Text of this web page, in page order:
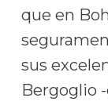
que en
sus
Bergoglio